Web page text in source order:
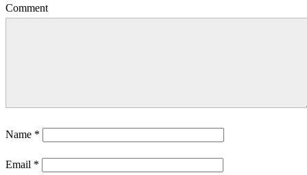
Comment
Name *
Email *